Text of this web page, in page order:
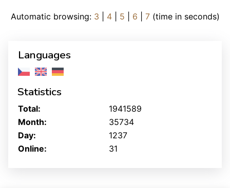
Automatic browsing: 3 4| 5 6 7(time in seconds)
Languages
Statistics
Online: 31
Total:
1941589
Month:
35734
Day:
1237